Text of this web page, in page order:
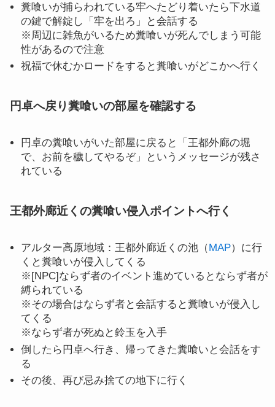
糞喰いが捕らわれている牢へたどり着いたら下水道
の鍵で解錠し「牢を出ろ」と会話する
※周辺に雑魚がいるため糞喰いが死んでしまう可能
性があるので注意
祝福で休むかロードをすると糞喰いがどこかへ行く
円卓へ戻り糞喰いの部屋を確認する
円卓の糞喰いがいた部屋に戻ると「王都外廊の堀
で、お前を穢してやるぞ」というメッセージが残さ
れている
王都外廊近くの糞喰い侵入ポイントへ行く
アルター高原地域：王都外廊近くの池（ MAP）に行
くと糞喰いが侵入してくる
※[NPC]ならず者のイベント進めているとならず者が
縛られている
※その場合はならず者と会話すると糞喰いが侵入し
てくる
※ならず者が死ぬと鈴玉を入手
倒したら円卓へ行き、帰ってきた糞喰いと会話をす
る
その後、再び忌み捨ての地下に行く